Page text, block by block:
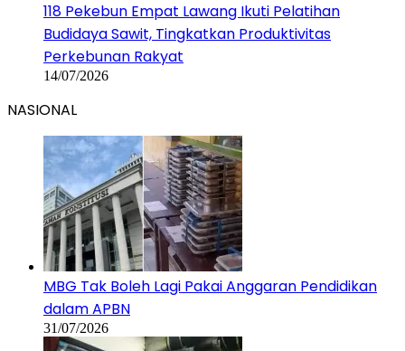
118 Pekebun Empat Lawang Ikuti Pelatihan
Budidaya Sawit, Tingkatkan Produktivitas
Perkebunan Rakyat
14/07/2026
NASIONAL
MBG Tak Boleh Lagi Pakai Anggaran Pendidikan
dalam APBN
31/07/2026